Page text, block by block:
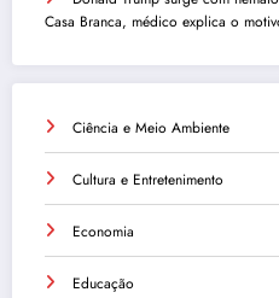
Casa Branca, médico explica o
Ciência e Meio Ambiente
Cultura e Entretenimento
Economia
Educação